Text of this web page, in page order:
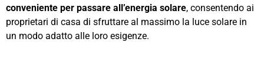
conveniente per passare all’energia solare, consentendo ai
proprietari di casa di sfruttare al massimo la luce solare in
un modo adatto alle loro esigenze.